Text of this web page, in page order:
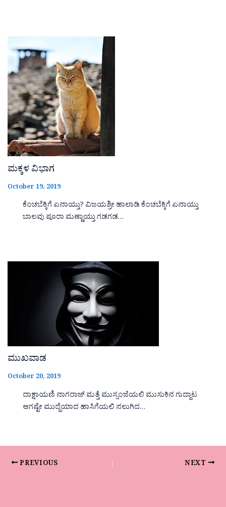
ಮಕ್ಕಳ ವಿಭಾಗ
October 19, 2019
ಕೆಂಚಬೆಕ್ಕಿಗೆ ಏನಾಯ್ತು? ವಿಜಯಶ್ರೀ ಹಾಲಾಡಿ ಕೆಂಚಬೆಕ್ಕಿಗೆ ಏನಾಯ್ತು
ಬಾಲವು ಪೂರಾ ಮಣ್ಣಾಯ್ತು ಗಡಗಡ…
ಮುಖವಾಡ
October 20, 2019
ದಾಕ್ಷಾಯಣಿ ನಾಗರಾಜ್ ಮತ್ತೆ ಮುಸ್ಸಂಜೆಯಲಿ ಮುಸುಕಿನ ಗುದ್ದಾಟ
ಆಗಷ್ಟೇ ಮುದ್ದೆಯಾದ ಹಾಸಿಗೆಯಲಿ ನಲುಗಿದ…
PREVIOUS NEXT